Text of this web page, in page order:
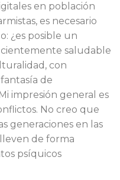
en población
es necesario
¿es posible un
saludable
con
de
impresión general es
No creo que
generaciones en las
de forma
psíquicos